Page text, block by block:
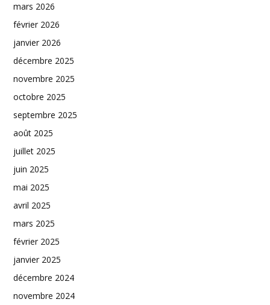
mars 2026
février 2026
janvier 2026
décembre 2025
novembre 2025
octobre 2025
septembre 2025
août 2025
juillet 2025
juin 2025
mai 2025
avril 2025
mars 2025
février 2025
janvier 2025
décembre 2024
novembre 2024